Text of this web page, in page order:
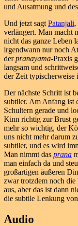
und Ausatmung und
Und jetzt sagt Patanjali,
verlängert. Man macht
nicht das ganze Leben
irgendwann nur noch
derpranayama-Praxis
langsam und
der Zeit typischerweise
Der nächste Schritt ist
subtiler. Am Anfang ist
Schultern gerade und
Kinn richtig zur Brust
mehr so wichtig, der
uns nicht mehr darum
subtiler, und es wird
Man nimmt das prana
man einfach da und
großartigen äußeren
zwar trotzdem noch
aus, aber das ist dann
die subtile Lenkung von
Audio